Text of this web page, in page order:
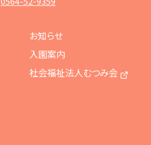
お知らせ
入園案内
社会福祉法人むつみ会